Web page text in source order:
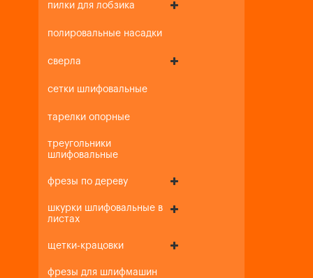
пилки для лобзика
полировальные насадки
сверла
сетки шлифовальные
тарелки опорные
треугольники
шлифовальные
фрезы по дереву
шкурки шлифовальные в
листах
щетки-крацовки
фрезы для шлифмашин